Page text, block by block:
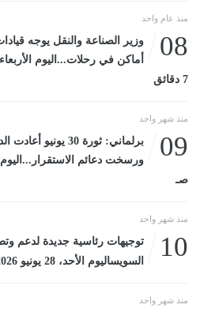
منذ عام واحد
08
وزير الصناعة والنقل يوجه
7 دقائق
منذ شهر واحد
09
برلماني: ثورة 30
صـ
منذ شهر واحد
10
توجيهات رئاسية جديدة لدعم
السويساليوم الأحد، 28 يونيو 2026 01:52 مـ
منذ شهر واحد